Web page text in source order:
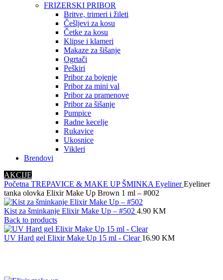
FRIZERSKI PRIBOR
Britve, trimeri i žileti
Češljevi za kosu
Četke za kosu
Klipse i klameri
Makaze za šišanje
Ogrtači
Peškiri
Pribor za bojenje
Pribor za mini val
Pribor za pramenove
Pribor za šišanje
Pumpice
Radne kecelje
Rukavice
Ukosnice
Vikleri
Brendovi
AKCIJE
Početna TREPAVICE & MAKE UP ŠMINKA EyelinerEyeliner
tanka olovka Elixir Make Up Brown 1 ml – #002
Kist za šminkanje Elixir Make Up – #502 4.90 KM
Back to products
UV Hard gel Elixir Make Up 15 ml - Clear 16.90 KM